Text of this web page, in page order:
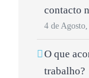
contacto
4 de
O que
trabalho?